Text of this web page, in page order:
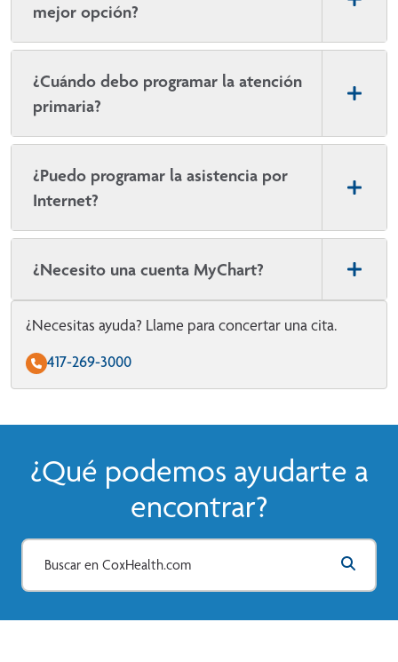
mejor opción?
¿Cuándo debo programar la atención
primaria?
¿Puedo programar la asistencia por
Internet?
¿Necesito una cuenta MyChart?
¿Necesitas ayuda? Llame para concertar una cita.
417-269-3000
¿Qué podemos ayudarte a
encontrar?